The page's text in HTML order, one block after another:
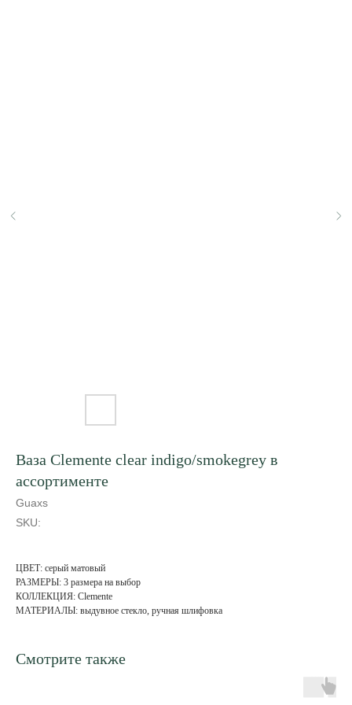
Ваза Clemente clear indigo/smokegrey в
ассортименте
Guaxs
SKU:
ЦВЕТ: серый матовый
РАЗМЕРЫ: 3 размера на выбор
КОЛЛЕКЦИЯ: Clemente
МАТЕРИАЛЫ: выдувное стекло, ручная шлифовка
Смотрите также